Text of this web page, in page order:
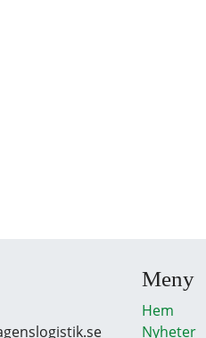
Meny
Hem
Nyheter